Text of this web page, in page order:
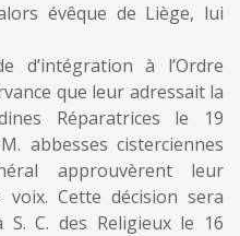
évêque de Liège, lui
d’intégration à l’Ordre
que leur adressait la
Réparatrices le 19
abbesses cisterciennes
approuvèrent leur
voix. Cette décision sera
C. des Religieux le 16